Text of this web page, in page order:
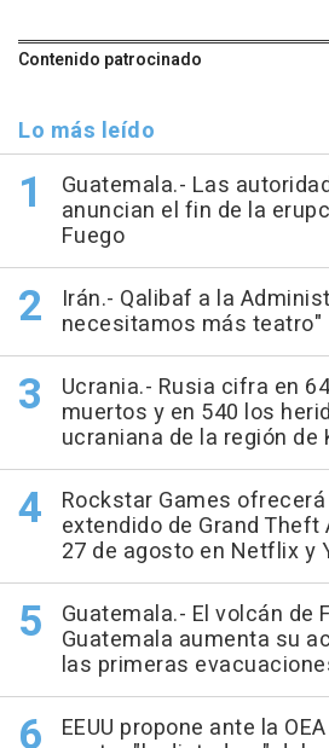
Contenido patrocinado
Lo más leído
Guatemala.- Las
anuncian el fin de la
Fuego
Irán.- Qalibaf a la
necesitamos más teatro"
Ucrania.- Rusia cifra en
muertos y en 540 los
ucraniana de la región de
Rockstar Games
extendido de Grand Theft
27 de agosto en Netflix y
Guatemala.- El volcán de
Guatemala aumenta su
las primeras
EEUU propone ante la